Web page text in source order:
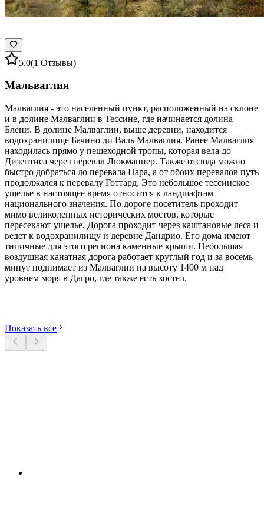
5.0(1 Отзывы)
Мальваглия
Малваглия - это населенный пункт, расположенный на склоне
и в долине Малваглии в Тессине, где начинается долина
Блени. В долине Малваглии, выше деревни, находится
водохранилище Бачино ди Валь Малваглия. Ранее Малваглия
находилась прямо у пешеходной тропы, которая вела до
Дизентиса через перевал Люкманиер. Также отсюда можно
быстро добраться до перевала Нара, а от обоих перевалов путь
продолжался к перевалу Готтард. Это небольшое тессинское
ущелье в настоящее время относится к ландшафтам
национального значения. По дороге посетитель проходит
мимо великолепных исторических мостов, которые
пересекают ущелье. Дорога проходит через каштановые леса и
ведет к водохранилищу и деревне Дандрио. Его дома имеют
типичные для этого региона каменные крыши. Небольшая
воздушная канатная дорога работает круглый год и за восемь
минут поднимает из Малваглии на высоту 1400 м над
уровнем моря в Дагро, где также есть хостел.
Показать все